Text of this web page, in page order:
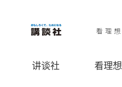
讲谈社 看理想